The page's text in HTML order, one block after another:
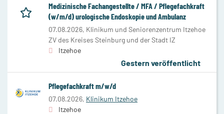
Medizinische Fachangestellte / MFA / Pflegefachkraft
(w/m/d) urologische Endoskopie und Ambulanz
07.08.2026, Klinikum und Seniorenzentrum Itzehoe
ZV des Kreises Steinburg und der Stadt IZ
Itzehoe
Gestern veröffentlicht
Pflegefachkraft m/w/d
07.08.2026, Klinikum Itzehoe
Itzehoe